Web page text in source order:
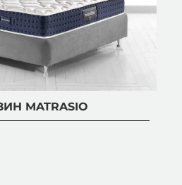
MATRASIO